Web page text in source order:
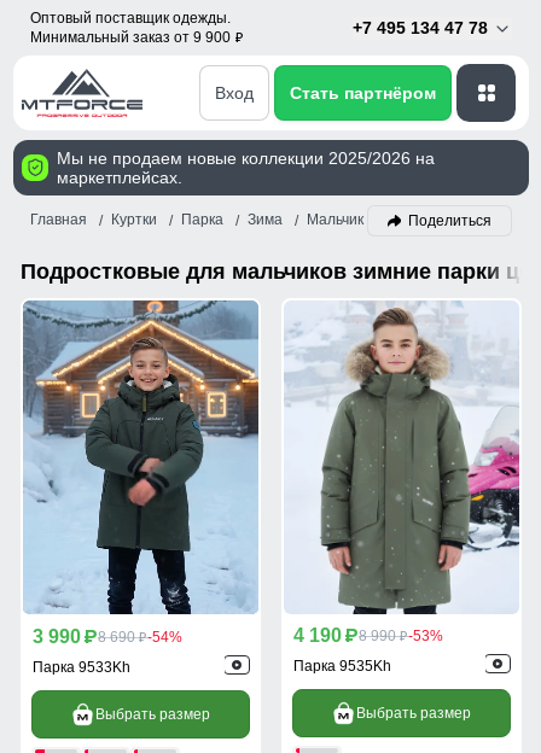
Оптовый поставщик одежды.
Минимальный заказ от 9 900 p
+7 495 134 47 78
Вход Стать партнёром
Мы не продаем новые коллекции 2025/2026 на
маркетплейсах.
Главная Куртки Парка Зима Мальчик ХакиПоделиться
Подростковые для мальчиков зимние парки
3 990 p8 690 p-54%
Парка 9533Kh
Выбрать размер
4 190 p8 990 p-53%
Парка 9535Kh
Выбрать размер